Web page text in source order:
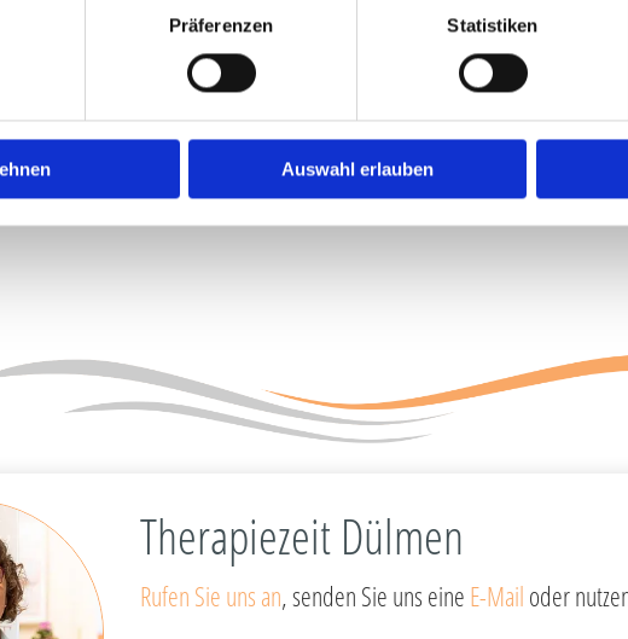
Präferenzen Statistiken
Auswahl erlauben
Therapiezeit Dülmen
Rufen Sie uns an, senden Sie uns eine E-Mail oder